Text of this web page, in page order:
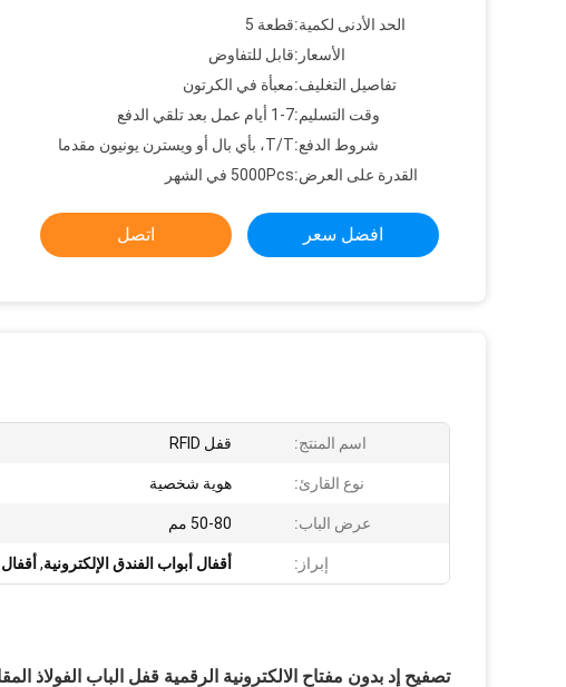
الحد الأدنى لكمية:قطعة 5
الأسعار:قابل للتفاوض
تفاصيل التغليف:معبأة في الكرتون
وقت التسليم:1-7 أيام عمل بعد تلقي الدفع
شروط الدفع:T/T، بأي بال أو ويسترن يونيون مقدما
القدرة على العرض:5000Pcs في الشهر
افضل سعر اتصل
اسم المنتج: قفل RFID
نوع القارئ: هوية شخصية
عرض الباب: 50-80 مم
إبراز: أقفال أبواب الفندق الإلكترونية,
تصفيح إد بدون مفتاح الالكترونية الرقمية قفل الباب الفولاذ